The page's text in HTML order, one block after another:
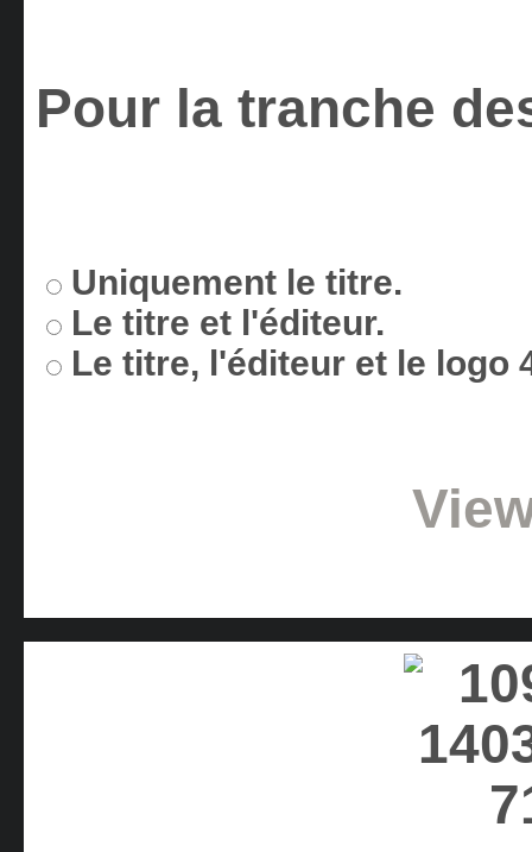
Pour la tranche
Uniquement le titre.
Le titre et l'éditeur.
Le titre, l'éditeur et le logo